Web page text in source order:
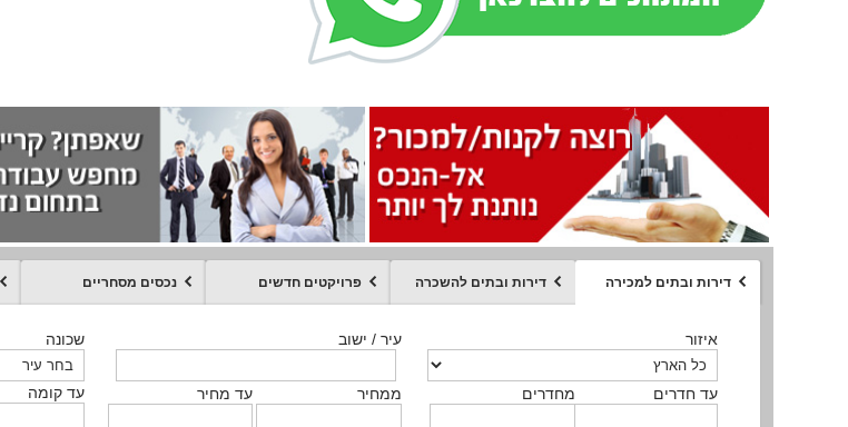
דירות ובתים למכירה דירות ובתים להשכרה פרויקטים חדשים נכסים מסחריים
איזור
מחדרים עד חדרים
עיר / ישוב
ממחיר עד מחיר
שכונה
עד קומה
איזור
מחדרים עד חדרים
עיר / ישוב
ממחיר עד מחיר
שכונה
עד קומה
איזור
מחדרים עד חדרים
עיר / ישוב
ממחיר עד מחיר
שכונה
עד קומה
איזור
סוג הנכס
עיר / ישוב
ממחיר עד מחיר
שכונה
עד קומה
סוג הנכס ממחיר מקומה איזור
מחדרים עד חדרים
עיר / ישוב
מקומה עד קומה
שכונה
טקסט חופשי
איזור
סוג הנכס
עיר / ישוב
ממחיר עד מחיר
שכונה
מקומה